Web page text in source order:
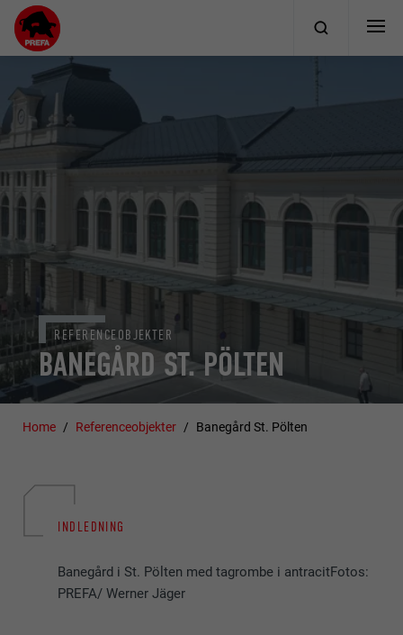
BANEGÅRD ST. PÖLTEN
REFERENCEOBJEKTER
Home Referenceobjekter Banegård St. Pölten
INDLEDNING
Banegård i St. Pölten med tagrombe i antracitFotos:
PREFA/ Werner Jäger